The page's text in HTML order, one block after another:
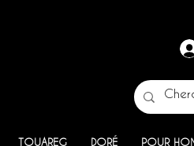
TOUAREG DORÉ POUR